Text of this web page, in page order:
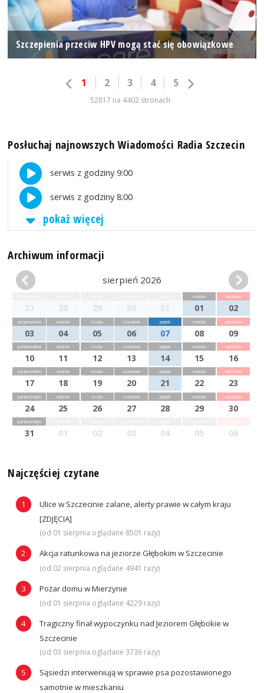
Szczepienia przeciw HPV mogą stać się obowiązkowe
1 2 3 4 5
52817 na 4402 stronach
Posłuchaj najnowszych Wiadomości Radia Szczecin
serwis z godziny 9:00
serwis z godziny 8:00
pokaż więcej
Archiwum informacji
sierpień 2026
27 28 29 30 31
sobota
01
niedziela
02
poniedziałek
03
wtorek
04
środa
05
czwartek
06
piątek
07
sobota
08
niedziela
09
poniedziałek
10
wtorek
11
środa
12
czwartek
13
piątek
14
sobota
15
niedziela
16
poniedziałek
17
wtorek
18
środa
19
czwartek
20
piątek
21
sobota
22
niedziela
23
poniedziałek
24
wtorek
25
środa
26
czwartek
27
piątek
28
sobota
29
niedziela
30
poniedziałek
31 01 02 03 04 05 06
Najczęściej czytane
Ulice w Szczecinie zalane, alerty prawie w całym kraju
[ZDJĘCIA]
(od 01 sierpnia oglądane 8501 razy)
Akcja ratunkowa na jeziorze Głębokim w Szczecinie
(od 02 sierpnia oglądane 4941 razy)
Pożar domu w Mierzynie
(od 01 sierpnia oglądane 4229 razy)
Tragiczny finał wypoczynku nad Jeziorem Głębokie w
Szczecinie
(od 03 sierpnia oglądane 3736 razy)
Sąsiedzi interweniują w sprawie psa pozostawionego
samotnie w mieszkaniu